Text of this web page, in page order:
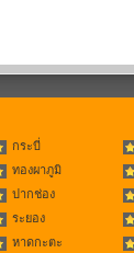
กระบี่
ทองผาภูมิ
ปากช่อง
ระยอง
หาดกะตะ